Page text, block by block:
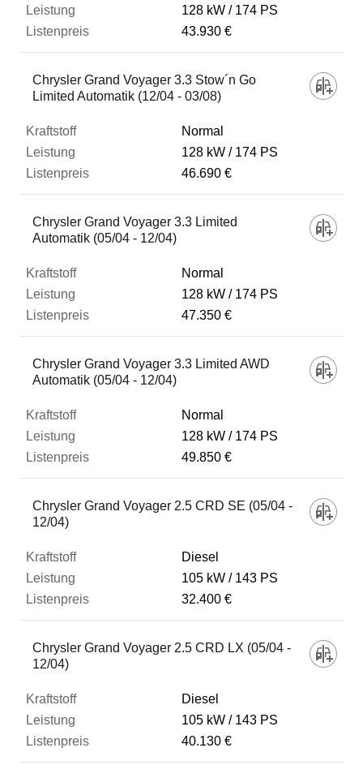
128 kW
174 PS
43.930 €
Chrysler Grand Voyager 3.3 Stow´n Go
Limited Automatik (12/04 - 03/08)
Normal
128 kW
174 PS
46.690 €
Chrysler Grand Voyager 3.3 Limited
Automatik (05/04 - 12/04)
Normal
128 kW
174 PS
47.350 €
Chrysler Grand Voyager 3.3 Limited AWD
Automatik (05/04 - 12/04)
Normal
128 kW
174 PS
49.850 €
Chrysler Grand Voyager 2.5 CRD SE (05/04 -
12/04)
Diesel
105 kW
143 PS
32.400 €
Chrysler Grand Voyager 2.5 CRD LX (05/04 -
12/04)
Diesel
105 kW
143 PS
40.130 €